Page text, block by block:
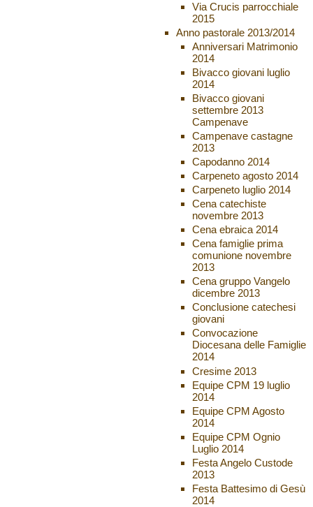
Via Crucis parrocchiale
2015
Anno pastorale 2013/2014
Anniversari Matrimonio
2014
Bivacco giovani luglio
2014
Bivacco giovani
settembre 2013
Campenave
Campenave castagne
2013
Capodanno 2014
Carpeneto agosto 2014
Carpeneto luglio 2014
Cena catechiste
novembre 2013
Cena ebraica 2014
Cena famiglie prima
comunione novembre
2013
Cena gruppo Vangelo
dicembre 2013
Conclusione catechesi
giovani
Convocazione
Diocesana delle Famiglie
2014
Cresime 2013
Equipe CPM 19 luglio
2014
Equipe CPM Agosto
2014
Equipe CPM Ognio
Luglio 2014
Festa Angelo Custode
2013
Festa Battesimo di Gesù
2014